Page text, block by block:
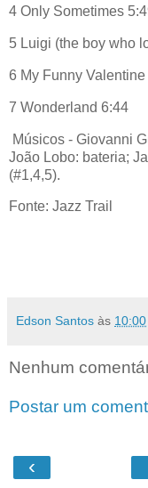
4 Only Sometimes
5 Luigi (the boy who
6 My Funny Valentine
7 Wonderland 6:44
Músicos - Giovanni
João Lobo: bateria;
(#1,4,5).
Fonte: Jazz Trail
Edson Santos às 10:00
Nenhum
Postar um
‹